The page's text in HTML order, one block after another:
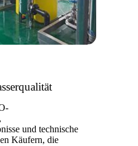
und technische
Käufern, die